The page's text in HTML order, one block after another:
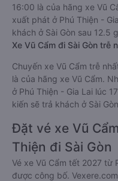
16:00 là của hãng xe Vũ
xuất phát ở Phú Thiện -
khách ở Sài Gòn sau 12.5
Xe Vũ Cẩm đi Sài Gòn trễ
Chuyến xe Vũ Cẩm trễ
là của hãng xe Vũ Cẩm.
ở Phú Thiện - Gia Lai lúc
kiến sẽ trả khách ở Sài
Đặt vé xe Vũ
Thiện đi Sài Gòn
Vé xe Vũ Cẩm tết 2027 từ
được công bố.